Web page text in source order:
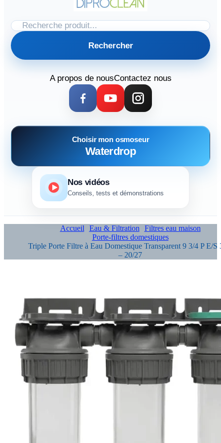
Rechercher
A propos de nousContactez nous
Choisir mon osmoseur
Waterdrop
Nos vidéos
Conseils, tests et démonstrations
Accueil Eau & Filtration
Filtres eau maison
Porte-filtres domestiques
Triple Porte Filtre à Eau Domestique Transparent 9 3/4 P E/S
– 20/27